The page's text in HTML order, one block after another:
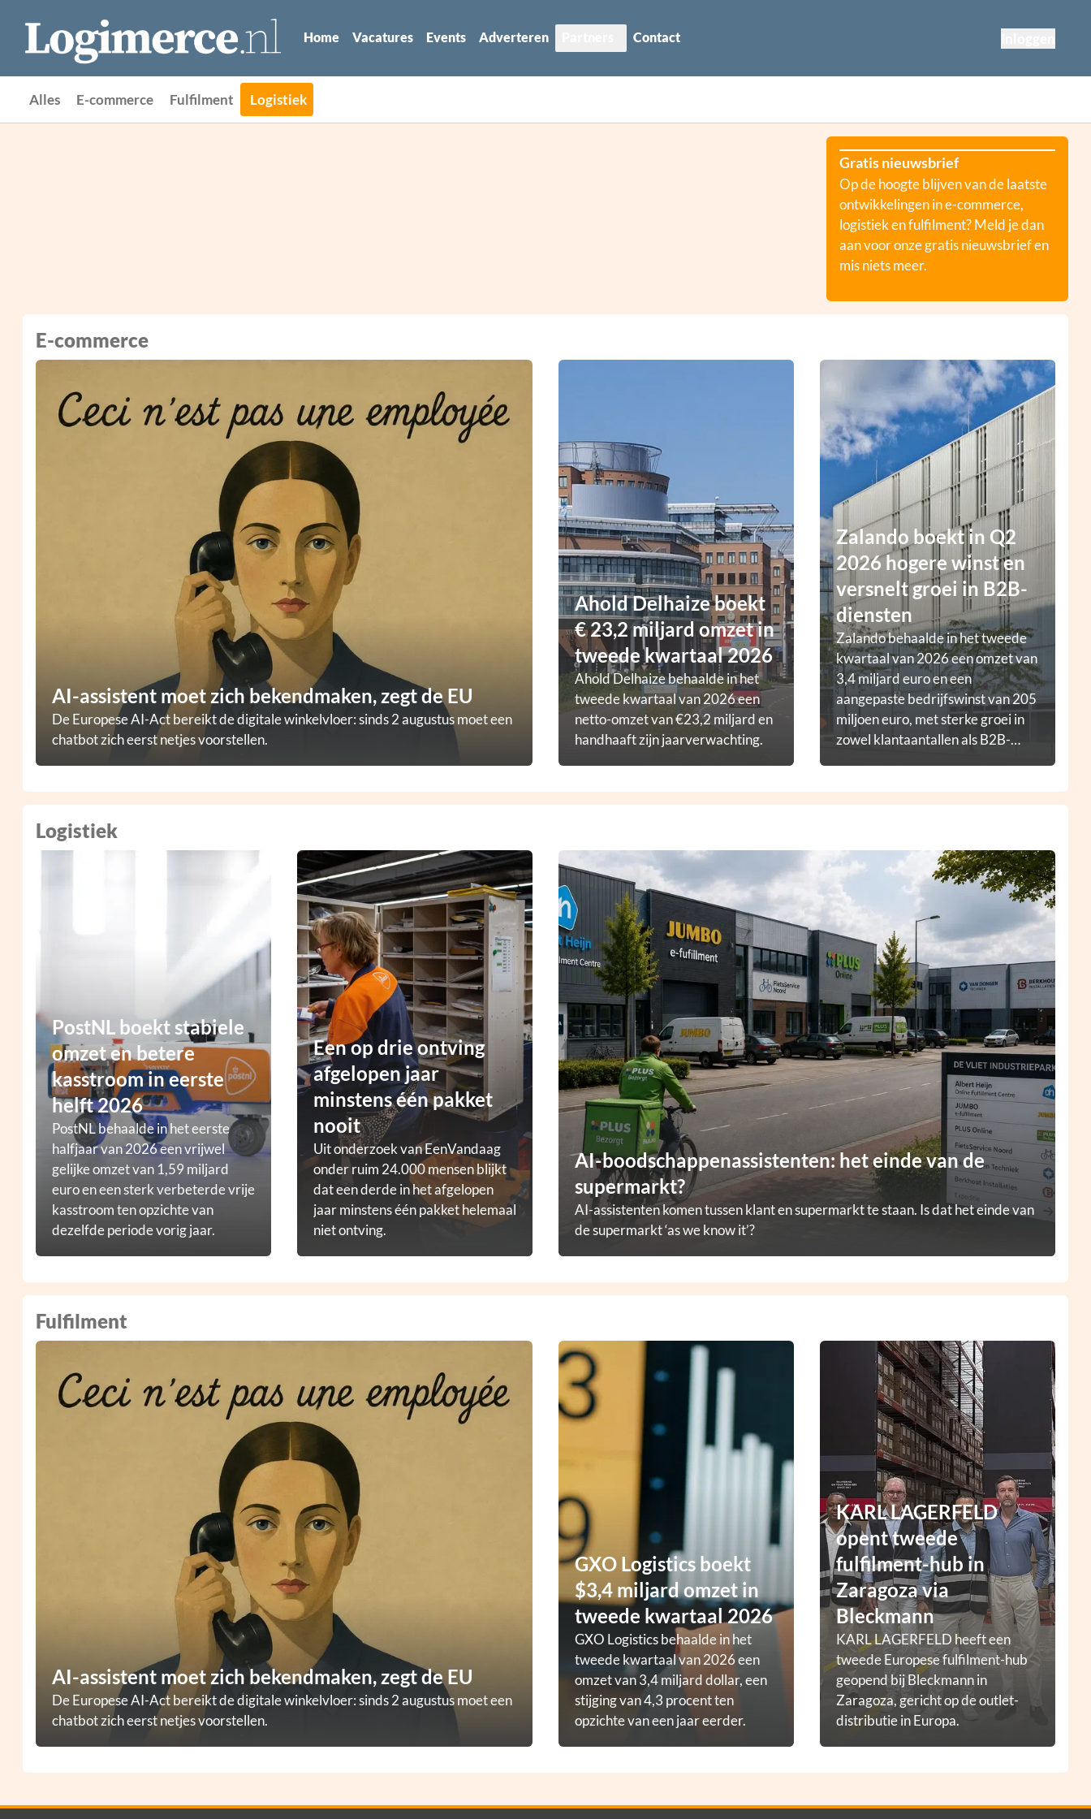
Home Vacatures Events Adverteren Contact
Alles E-commerce Fulfilment Logistiek
Gratis nieuwsbrief
Op de hoogte blijven van de laatste
ontwikkelingen in e-commerce,
logistiek en fulfilment? Meld je dan
aan voor onze gratis nieuwsbrief en
mis niets meer.
E-commerce
AI-assistent moet zich bekendmaken, zegt de EU
De Europese AI-Act bereikt de digitale winkelvloer: sinds 2 augustus moet een
chatbot zich eerst netjes voorstellen.
Ahold Delhaize boekt
€ 23,2 miljard omzet in
tweede kwartaal 2026
Ahold Delhaize behaalde in het
tweede kwartaal van 2026 een
netto-omzet van €23,2 miljard en
handhaaft zijn jaarverwachting.
Zalando boekt in Q2
2026 hogere winst en
versnelt groei in B2B-
diensten
Zalando behaalde in het tweede
kwartaal van 2026 een omzet van
3,4 miljard euro en een
aangepaste bedrijfswinst van 205
miljoen euro, met sterke groei in
zowel klantaantallen als B2B-
Logistiek
AI-boodschappenassistenten: het einde van de
supermarkt?
AI-assistenten komen tussen klant en supermarkt te staan. Is dat het einde van
de supermarkt ‘as we know it’?
PostNL boekt stabiele
omzet en betere
kasstroom in eerste
helft 2026
PostNL behaalde in het eerste
halfjaar van 2026 een vrijwel
gelijke omzet van 1,59 miljard
euro en een sterk verbeterde vrije
kasstroom ten opzichte van
dezelfde periode vorig jaar.
Een op drie ontving
afgelopen jaar
minstens één pakket
nooit
Uit onderzoek van EenVandaag
onder ruim 24.000 mensen blijkt
dat een derde in het afgelopen
jaar minstens één pakket helemaal
niet ontving.
Fulfilment
AI-assistent moet zich bekendmaken, zegt de EU
De Europese AI-Act bereikt de digitale winkelvloer: sinds 2 augustus moet een
chatbot zich eerst netjes voorstellen.
GXO Logistics boekt
$3,4 miljard omzet in
tweede kwartaal 2026
GXO Logistics behaalde in het
tweede kwartaal van 2026 een
omzet van 3,4 miljard dollar, een
stijging van 4,3 procent ten
opzichte van een jaar eerder.
KARL LAGERFELD
opent tweede
fulfilment-hub in
Zaragoza via
Bleckmann
KARL LAGERFELD heeft een
tweede Europese fulfilment-hub
geopend bij Bleckmann in
Zaragoza, gericht op de outlet-
distributie in Europa.